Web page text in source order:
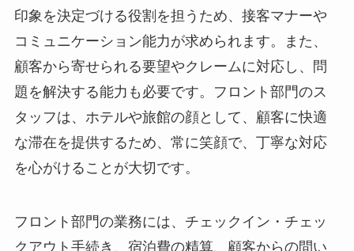
印象を決定づける役割を担うため、接客マナーや
コミュニケーション能力が求められます。また、
顧客から寄せられる要望やクレームに対応し、問
題を解決する能力も必要です。フロント部門のス
タッフは、ホテルや旅館の顔として、顧客に快適
な滞在を提供するため、常に笑顔で、丁寧な対応
を心がけることが大切です。
フロント部門の業務には、チェックイン・チェッ
クアウト手続き、宿泊費の精算、顧客からの問い